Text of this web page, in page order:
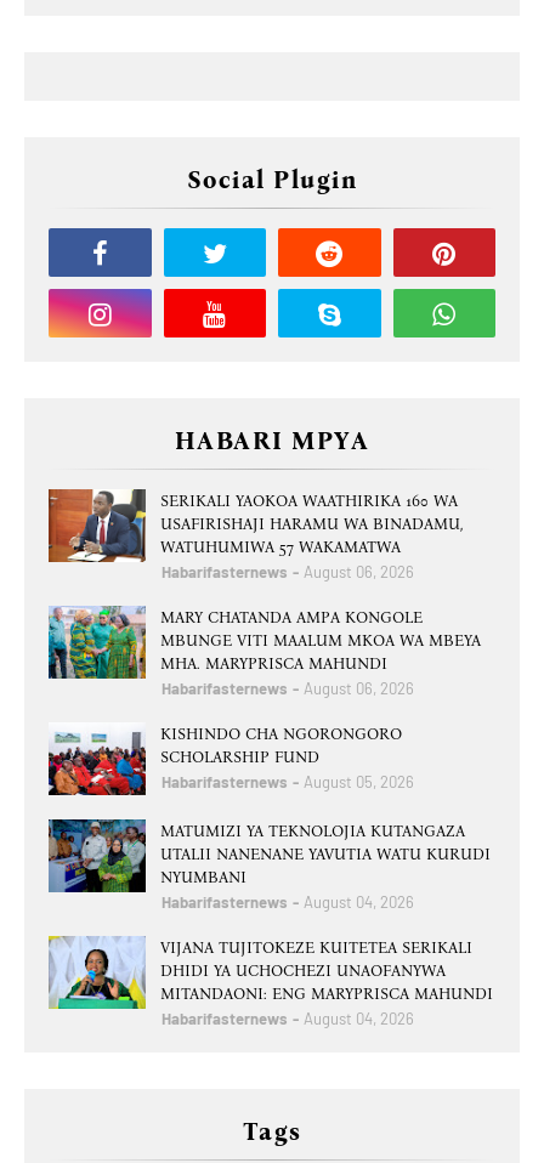
Social Plugin
HABARI MPYA
SERIKALI YAOKOA WAATHIRIKA 160 WA
USAFIRISHAJI HARAMU WA BINADAMU,
WATUHUMIWA 57 WAKAMATWA
Habarifasternews August 06, 2026
MARY CHATANDA AMPA KONGOLE
MBUNGE VITI MAALUM MKOA WA MBEYA
MHA. MARYPRISCA MAHUNDI
Habarifasternews August 06, 2026
KISHINDO CHA NGORONGORO
SCHOLARSHIP FUND
Habarifasternews August 05, 2026
MATUMIZI YA TEKNOLOJIA KUTANGAZA
UTALII NANENANE YAVUTIA WATU KURUDI
NYUMBANI
Habarifasternews August 04, 2026
VIJANA TUJITOKEZE KUITETEA SERIKALI
DHIDI YA UCHOCHEZI UNAOFANYWA
MITANDAONI: ENG MARYPRISCA MAHUNDI
Habarifasternews August 04, 2026
Tags